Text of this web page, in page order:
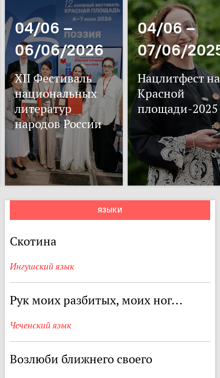
04/06 –
06/06/2026
XII Фестиваль
национальных
литератур
народов России
04/06 –
07/06/
Нацлитфест на
Красной
площади-2025
ЯЗЫКИ
Скотина
Ингушский язык
Рук моих разбитых, моих ног...
Чеченский язык
Возлюби ближнего своего